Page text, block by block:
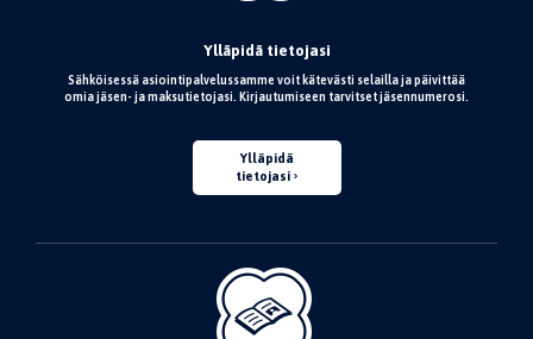
Ylläpidä tietojasi
Sähköisessä asiointipalvelussamme voit kätevästi selailla ja päivittää
omia jäsen- ja maksutietojasi. Kirjautumiseen tarvitset jäsennumerosi.
Ylläpidä
tietojasi